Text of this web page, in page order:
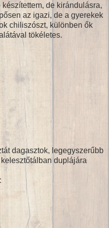
de kirándulásra,
az igazi, de a gyerekek
chiliszószt, különben ők
tökéletes.
dagasztok, legegyszerűbb
duplájára